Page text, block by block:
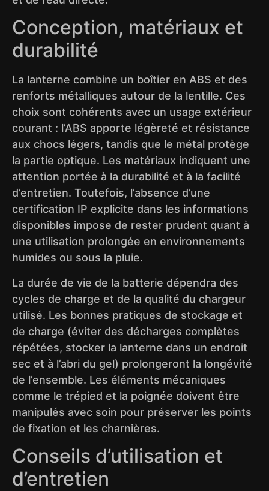
Conception, matériaux et
durabilité
La lanterne combine un boîtier en ABS et des
renforts métalliques autour de la lentille. Ces
choix sont cohérents avec un usage extérieur
courant : l’ABS apporte légèreté et résistance
aux chocs légers, tandis que le métal protège
la partie optique. Les matériaux indiquent une
attention portée à la durabilité et à la facilité
d’entretien. Toutefois, l’absence d’une
certification IP explicite dans les informations
disponibles impose de rester prudent quant à
une utilisation prolongée en environnements
humides ou sous la pluie.
La durée de vie de la batterie dépendra des
cycles de charge et de la qualité du chargeur
utilisé. Les bonnes pratiques de stockage et
de charge (éviter des décharges complètes
répétées, stocker la lanterne dans un endroit
sec et à l’abri du gel) prolongeront la longévité
de l’ensemble. Les éléments mécaniques
comme le trépied et la poignée doivent être
manipulés avec soin pour préserver les points
de fixation et les charnières.
Conseils d’utilisation et
d’entretien